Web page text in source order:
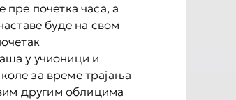
почетка часа, а
буде на свом
у учионици и
за време трајања
другим облицима